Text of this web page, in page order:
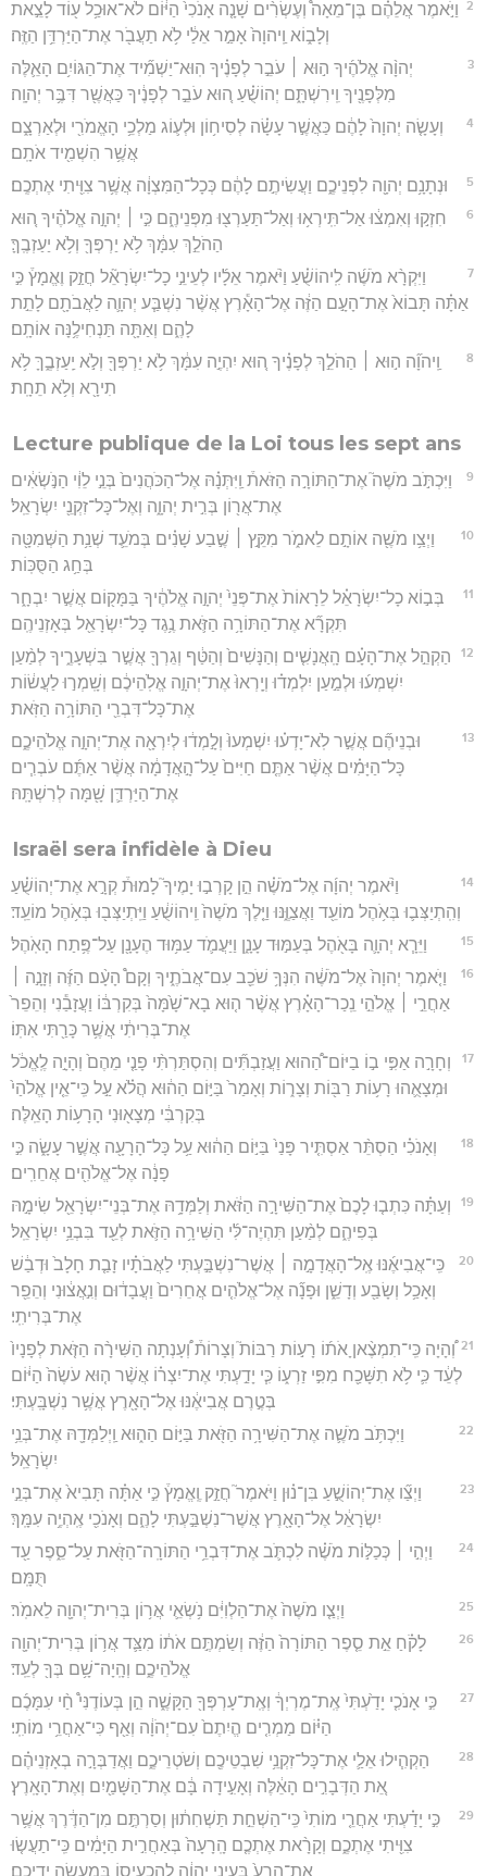
2
וַיֹּ֣אמֶר אֲלֵהֶ֗ם בֶּן־מֵאָה֩ וְעֶשְׂרִ֨ים שָׁנָ֤ה אָנֹכִי֙ הַיּ֔וֹם לֹא־אוּכַ֥ל ע֖וֹד לָצֵ֣את
וְלָב֑וֹא וַֽיהוָה֙ אָמַ֣ר אֵלַ֔י לֹ֥א תַעֲבֹ֖ר אֶת־הַיַּרְדֵּ֥ן הַזֶּֽה׃
3
יְהוָ֨ה אֱלֹהֶ֜יךָ ה֣וּא ׀ עֹבֵ֣ר לְפָנֶ֗יךָ הֽוּא־יַשְׁמִ֞יד אֶת־הַגּוֹיִ֥ם הָאֵ֛לֶּה
מִלְּפָנֶ֖יךָ וִֽירִשְׁתָּ֑ם יְהוֹשֻׁ֗עַ ה֚וּא עֹבֵ֣ר לְפָנֶ֔יךָ כַּאֲשֶׁ֖ר דִּבֶּ֥ר יְהוָֽה׃
4
וְעָשָׂ֤ה יְהוָה֙ לָהֶ֔ם כַּאֲשֶׁ֣ר עָשָׂ֗ה לְסִיח֥וֹן וּלְע֛וֹג מַלְכֵ֥י הָאֱמֹרִ֖י וּלְאַרְצָ֑ם
אֲשֶׁ֥ר הִשְׁמִ֖יד אֹתָֽם׃
5 וּנְתָנָ֥ם יְהוָ֖ה לִפְנֵיכֶ֑ם וַעֲשִׂיתֶ֣ם לָהֶ֔ם כְּכָל־הַמִּצְוָ֔ה אֲשֶׁ֥ר צִוִּ֖יתִי אֶתְכֶֽם׃
6
חִזְק֣וּ וְאִמְצ֔וּ אַל־תִּֽירְא֥וּ וְאַל־תַּעַרְצ֖וּ מִפְּנֵיהֶ֑ם כִּ֣י ׀ יְהוָ֣ה אֱלֹהֶ֗יךָ ה֚וּא
הַהֹלֵ֣ךְ עִמָּ֔ךְ לֹ֥א יַרְפְּךָ֖ וְלֹ֥א יַעַזְבֶֽךָּ׃
7
וַיִּקְרָ֨א מֹשֶׁ֜ה לִֽיהוֹשֻׁ֗עַ וַיֹּ֨אמֶר אֵלָ֜יו לְעֵינֵ֣י כָל־יִשְׂרָאֵ֘ל חֲזַ֣ק וֶאֱמָץ֒ כִּ֣י
אַתָּ֗ה תָּבוֹא֙ אֶת־הָעָ֣ם הַזֶּ֔ה אֶל־הָאָ֕רֶץ אֲשֶׁ֨ר נִשְׁבַּ֧ע יְהוָ֛ה לַאֲבֹתָ֖ם לָתֵ֣ת
לָהֶ֑ם וְאַתָּ֖ה תַּנְחִילֶ֥נָּה אוֹתָֽם׃
8
וַֽיהוָ֞ה ה֣וּא ׀ הַהֹלֵ֣ךְ לְפָנֶ֗יךָ ה֚וּא יִהְיֶ֣ה עִמָּ֔ךְ לֹ֥א יַרְפְּךָ֖ וְלֹ֣א יַֽעַזְבֶ֑ךָּ לֹ֥א
תִירָ֖א וְלֹ֥א תֵחָֽת׃
Lecture publique de la Loi tous les sept ans
9
וַיִּכְתֹּ֣ב מֹשֶׁה֮ אֶת־הַתּוֹרָ֣ה הַזֹּאת֒ וַֽיִּתְּנָ֗הּ אֶל־הַכֹּהֲנִים֙ בְּנֵ֣י לֵוִ֔י הַנֹּ֣שְׂאִ֔ים
אֶת־אֲר֖וֹן בְּרִ֣ית יְהוָ֑ה וְאֶל־כָּל־זִקְנֵ֖י יִשְׂרָאֵֽל׃
10
וַיְצַ֥ו מֹשֶׁ֖ה אוֹתָ֣ם לֵאמֹ֑ר מִקֵּ֣ץ ׀ שֶׁ֣בַע שָׁנִ֗ים בְּמֹעֵ֛ד שְׁנַ֥ת הַשְּׁמִטָּ֖ה
בְּחַ֥ג הַסֻּכּֽוֹת׃
11
בְּב֣וֹא כָל־יִשְׂרָאֵ֗ל לֵרָאוֹת֙ אֶת־פְּנֵי֙ יְהוָ֣ה אֱלֹהֶ֔יךָ בַּמָּק֖וֹם אֲשֶׁ֣ר יִבְחָ֑ר
תִּקְרָ֞א אֶת־הַתּוֹרָ֥ה הַזֹּ֛את נֶ֥גֶד כָּל־יִשְׂרָאֵ֖ל בְּאָזְנֵיהֶֽם׃
12
הַקְהֵ֣ל אֶת־הָעָ֗ם הָֽאֲנָשִׁ֤ים וְהַנָּשִׁים֙ וְהַטַּ֔ף וְגֵרְךָ֖ אֲשֶׁ֣ר בִּשְׁעָרֶ֑יךָ לְמַ֨עַן
יִשְׁמְע֜וּ וּלְמַ֣עַן יִלְמְד֗וּ וְיָֽרְאוּ֙ אֶת־יְהוָ֣ה אֱלֹֽהֵיכֶ֔ם וְשָֽׁמְר֣וּ לַעֲשׂ֔וֹת
אֶת־כָּל־דִּבְרֵ֖י הַתּוֹרָ֥ה הַזֹּֽאת׃
13
וּבְנֵיהֶ֞ם אֲשֶׁ֣ר לֹֽא־יָדְע֗וּ יִשְׁמְעוּ֙ וְלָ֣מְד֔וּ לְיִרְאָ֖ה אֶת־יְהוָ֣ה אֱלֹהֵיכֶ֑ם
כָּל־הַיָּמִ֗ים אֲשֶׁ֨ר אַתֶּ֤ם חַיִּים֙ עַל־הָ֣אֲדָמָ֔ה אֲשֶׁ֨ר אַתֶּ֜ם עֹבְרִ֧ים
אֶת־הַיַּרְדֵּ֛ן שָׁ֖מָּה לְרִשְׁתָּֽהּ׃
Israël sera infidèle à Dieu
14
וַיֹּ֨אמֶר יְהוָ֜ה אֶל־מֹשֶׁ֗ה הֵ֣ן קָרְב֣וּ יָמֶיךָ֮ לָמוּת֒ קְרָ֣א אֶת־יְהוֹשֻׁ֗עַ
וְהִֽתְיַצְּב֛וּ בְּאֹ֥הֶל מוֹעֵ֖ד וַאֲצַוֶּ֑נּוּ וַיֵּ֤לֶךְ מֹשֶׁה֙ וִֽיהוֹשֻׁ֔עַ וַיִּֽתְיַצְּב֖וּ בְּאֹ֥הֶל מוֹעֵֽד׃
15 וַיֵּרָ֧א יְהוָ֛ה בָּאֹ֖הֶל בְּעַמּ֣וּד עָנָ֑ן וַיַּעֲמֹ֛ד עַמּ֥וּד הֶעָנָ֖ן עַל־פֶּ֥תַח הָאֹֽהֶל׃
16
וַיֹּ֤אמֶר יְהוָה֙ אֶל־מֹשֶׁ֔ה הִנְּךָ֥ שֹׁכֵ֖ב עִם־אֲבֹתֶ֑יךָ וְקָם֩ הָעָ֨ם הַזֶּ֜ה וְזָנָ֣ה ׀
אַחֲרֵ֣י ׀ אֱלֹהֵ֣י נֵֽכַר־הָאָ֗רֶץ אֲשֶׁ֨ר ה֤וּא בָא־שָׁ֙מָּה֙ בְּקִרְבּ֔וֹ וַעֲזָבַ֕נִי וְהֵפֵר֙
אֶת־בְּרִיתִ֔י אֲשֶׁ֥ר כָּרַ֖תִּי אִתּֽוֹ׃
17
וְחָרָ֣ה אַפִּ֣י ב֣וֹ בַיּוֹם־הַ֠הוּא וַעֲזַבְתִּ֞ים וְהִסְתַּרְתִּ֨י פָנַ֤י מֵהֶם֙ וְהָיָ֣ה לֶֽאֱכֹ֔ל
וּמְצָאֻ֛הוּ רָע֥וֹת רַבּ֖וֹת וְצָר֑וֹת וְאָמַר֙ בַּיּ֣וֹם הַה֔וּא הֲלֹ֗א עַ֣ל כִּֽי־אֵ֤ין אֱלֹהַי֙
בְּקִרְבִּ֔י מְצָא֖וּנִי הָרָע֥וֹת הָאֵֽלֶּה׃
18
וְאָנֹכִ֗י הַסְתֵּ֨ר אַסְתִּ֤יר פָּנַי֙ בַּיּ֣וֹם הַה֔וּא עַ֥ל כָּל־הָרָעָ֖ה אֲשֶׁ֣ר עָשָׂ֑ה כִּ֣י
פָנָ֔ה אֶל־אֱלֹהִ֖ים אֲחֵרִֽים׃
19
וְעַתָּ֗ה כִּתְב֤וּ לָכֶם֙ אֶת־הַשִּׁירָ֣ה הַזֹּ֔את וְלַמְּדָ֥הּ אֶת־בְּנֵי־יִשְׂרָאֵ֖ל שִׂימָ֣הּ
בְּפִיהֶ֑ם לְמַ֨עַן תִּהְיֶה־לִּ֜י הַשִּׁירָ֥ה הַזֹּ֛את לְעֵ֖ד בִּבְנֵ֥י יִשְׂרָאֵֽל׃
20
כִּֽי־אֲבִיאֶ֜נּוּ אֶֽל־הָאֲדָמָ֣ה ׀ אֲשֶׁר־נִשְׁבַּ֣עְתִּי לַאֲבֹתָ֗יו זָבַ֤ת חָלָב֙ וּדְבַ֔שׁ
וְאָכַ֥ל וְשָׂבַ֖ע וְדָשֵׁ֑ן וּפָנָ֞ה אֶל־אֱלֹהִ֤ים אֲחֵרִים֙ וַעֲבָד֔וּם וְנִ֣אֲצ֔וּנִי וְהֵפֵ֖ר
אֶת־בְּרִיתִֽי׃
21 וְ֠הָיָה כִּֽי־תִמְצֶ֨אןָ אֹת֜וֹ רָע֣וֹת רַבּוֹת֮ וְצָרוֹת֒ וְ֠עָנְתָה הַשִּׁירָ֨ה הַזֹּ֤את לְפָנָיו֙
לְעֵ֔ד כִּ֛י לֹ֥א תִשָּׁכַ֖ח מִפִּ֣י זַרְע֑וֹ כִּ֧י יָדַ֣עְתִּי אֶת־יִצְר֗וֹ אֲשֶׁ֨ר ה֤וּא עֹשֶׂה֙ הַיּ֔וֹם
בְּטֶ֣רֶם אֲבִיאֶ֔נּוּ אֶל־הָאָ֖רֶץ אֲשֶׁ֥ר נִשְׁבָּֽעְתִּי׃
22
וַיִּכְתֹּ֥ב מֹשֶׁ֛ה אֶת־הַשִּׁירָ֥ה הַזֹּ֖את בַּיּ֣וֹם הַה֑וּא וַֽיְלַמְּדָ֖הּ אֶת־בְּנֵ֥י
יִשְׂרָאֵֽל׃
23
וַיְצַ֞ו אֶת־יְהוֹשֻׁ֣עַ בִּן־נ֗וּן וַיֹּאמֶר֮ חֲזַ֣ק וֶֽאֱמָץ֒ כִּ֣י אַתָּ֗ה תָּבִיא֙ אֶת־בְּנֵ֣י
יִשְׂרָאֵ֔ל אֶל־הָאָ֖רֶץ אֲשֶׁר־נִשְׁבַּ֣עְתִּי לָהֶ֑ם וְאָנֹכִ֖י אֶֽהְיֶ֥ה עִמָּֽךְ׃
24
וַיְהִ֣י ׀ כְּכַלּ֣וֹת מֹשֶׁ֗ה לִכְתֹּ֛ב אֶת־דִּבְרֵ֥י הַתּוֹרָֽה־הַזֹּ֖את עַל־סֵ֑פֶר עַ֖ד
תֻּמָּֽם׃
25 וַיְצַ֤ו מֹשֶׁה֙ אֶת־הַלְוִיִּ֔ם נֹ֥שְׂאֵ֛י אֲר֥וֹן בְּרִית־יְהוָ֖ה לֵאמֹֽר׃
26
לָקֹ֗חַ אֵ֣ת סֵ֤פֶר הַתּוֹרָה֙ הַזֶּ֔ה וְשַׂמְתֶּ֣ם אֹת֔וֹ מִצַּ֛ד אֲר֥וֹן בְּרִית־יְהוָ֖ה
אֱלֹהֵיכֶ֑ם וְהָֽיָה־שָׁ֥ם בְּךָ֖ לְעֵֽד׃
27
כִּ֣י אָנֹכִ֤י יָדַ֙עְתִּי֙ אֶֽת־מֶרְיְךָ֔ וְאֶֽת־עָרְפְּךָ֖ הַקָּשֶׁ֑ה הֵ֣ן בְּעוֹדֶנִּי֩ חַ֨י עִמָּכֶ֜ם
הַיּ֗וֹם מַמְרִ֤ים הֱיִתֶם֙ עִם־יְהֹוָ֔ה וְאַ֖ף כִּי־אַחֲרֵ֥י מוֹתִֽי׃
28
הַקְהִ֧ילוּ אֵלַ֛י אֶת־כָּל־זִקְנֵ֥י שִׁבְטֵיכֶ֖ם וְשֹׁטְרֵיכֶ֑ם וַאֲדַבְּרָ֣ה בְאָזְנֵיהֶ֗ם
אֵ֚ת הַדְּבָרִ֣ים הָאֵ֔לֶּה וְאָעִ֣ידָה בָּ֔ם אֶת־הַשָּׁמַ֖יִם וְאֶת־הָאָֽרֶץ׃
29
כִּ֣י יָדַ֗עְתִּי אַחֲרֵ֤י מוֹתִי֙ כִּֽי־הַשְׁחֵ֣ת תַּשְׁחִת֔וּן וְסַרְתֶּ֣ם מִן־הַדֶּ֔רֶךְ אֲשֶׁ֥ר
צִוִּ֖יתִי אֶתְכֶ֑ם וְקָרָ֨את אֶתְכֶ֤ם הָֽרָעָה֙ בְּאַחֲרִ֣ית הַיָּמִ֔ים כִּֽי־תַעֲשׂ֤וּ
אֶת־הָרַע֙ בְּעֵינֵ֣י יְהוָ֔ה לְהַכְעִיס֖וֹ בְּמַעֲשֵׂ֥ה יְדֵיכֶֽם׃